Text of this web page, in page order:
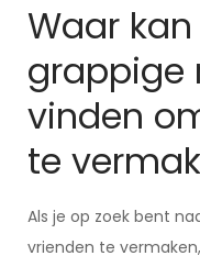
Waar
grappige
vinden
te
Als je op zoek bent
vrienden te